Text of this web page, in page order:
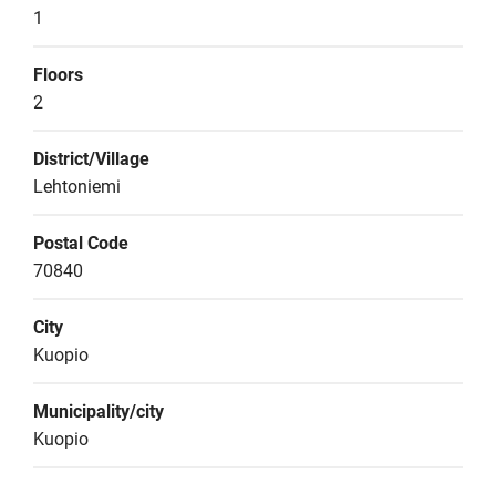
1
Floors
2
District/Village
Lehtoniemi
Postal Code
70840
City
Kuopio
Municipality/city
Kuopio